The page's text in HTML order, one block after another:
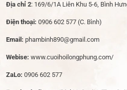
Địa chỉ 2: 169/6/1A Liên Khu 5-6, Bình
Điện thoại: 0906 602 577 (C. Bình)
Email: phambinh890@gmail.com
Webise: www.cuoihoilongphung.com/
ZaLo: 0906 602 577